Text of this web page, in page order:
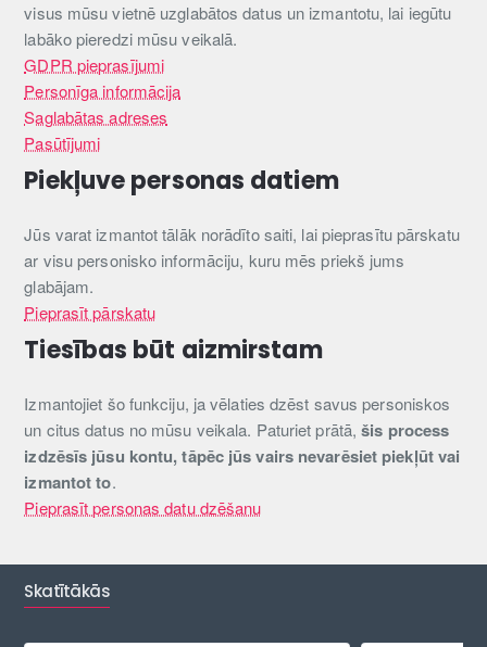
visus mūsu vietnē uzglabātos datus un izmantotu, lai iegūtu
labāko pieredzi mūsu veikalā.
GDPR pieprasījumi
Personīga informācija
Saglabātas adreses
Pasūtījumi
Piekļuve personas datiem
Jūs varat izmantot tālāk norādīto saiti, lai pieprasītu pārskatu
ar visu personisko informāciju, kuru mēs priekš jums
glabājam.
Pieprasīt pārskatu
Tiesības būt aizmirstam
Izmantojiet šo funkciju, ja vēlaties dzēst savus personiskos
un citus datus no mūsu veikala. Paturiet prātā,šis process
izdzēsīs jūsu kontu, tāpēc jūs vairs nevarēsiet piekļūt vai
izmantot to.
Pieprasīt personas datu dzēšanu
Skatītākās